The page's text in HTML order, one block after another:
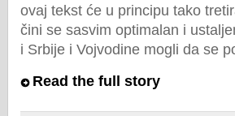
ovaj tekst će u principu tako
čini se sasvim optimalan i
i Srbije i Vojvodine mogli da se
Read the full story